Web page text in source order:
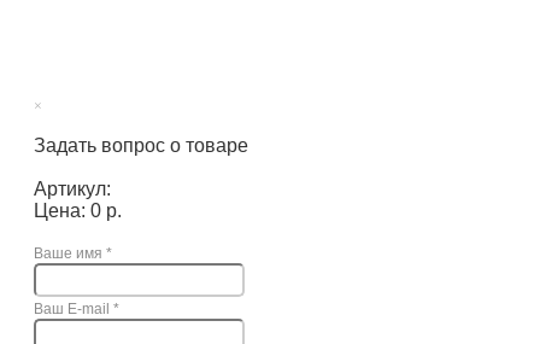
×
Задать вопрос о товаре
Артикул:
Цена: 0 р.
Ваше имя *
Ваш E-mail *